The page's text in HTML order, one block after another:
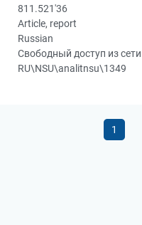
811.521'36
Article, report
Russian
Свободный доступ из
RU\NSU\analitnsu\1349
1